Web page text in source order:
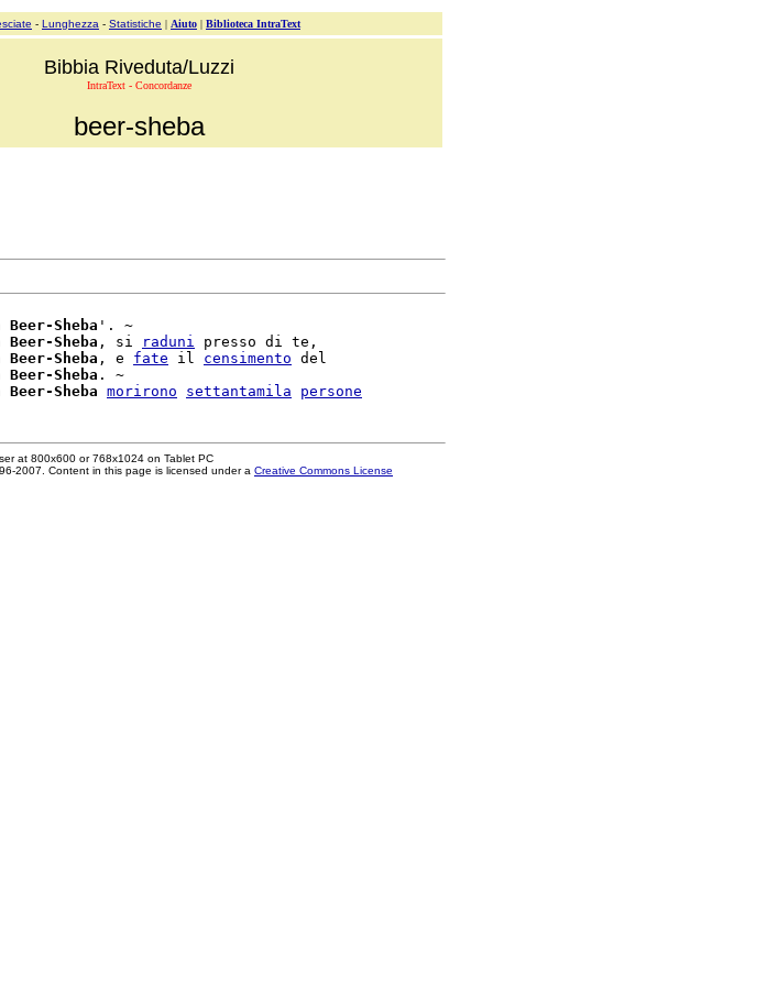
- Lunghezza - Statistiche | Aiuto | Biblioteca IntraText
Bibbia Riveduta/Luzzi
IntraText - Concordanze
beer-sheba
Beer-Sheba '. ~
Beer-Sheba , si raduni presso di te,
Beer-Sheba , e fate il censimento del
Beer-Sheba . ~
Beer-Sheba morirono settantamila persone
at 800x600 or 768x1024 on Tablet PC
2007. Content in this page is licensed under a Creative Commons License